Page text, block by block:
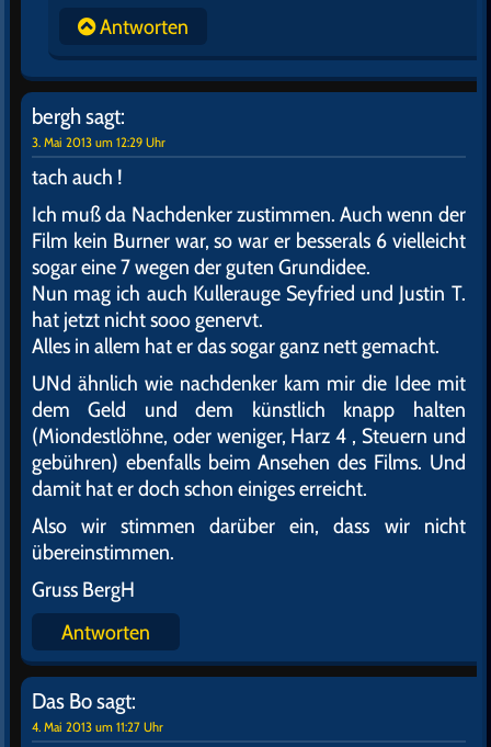
Antworten
berghsagt:
3. Mai 2013 um 12:29 Uhr
tach auch !
Ich muß da Nachdenker zustimmen. Auch wenn der
Film kein Burner war, so war er besserals 6 vielleicht
sogar eine 7 wegen der guten Grundidee.
Nun mag ich auch Kullerauge Seyfried und Justin T.
hat jetzt nicht sooo genervt.
Alles in allem hat er das sogar ganz nett gemacht.
UNd ähnlich wie nachdenker kam mir die Idee mit
dem Geld und dem künstlich knapp halten
(Miondestlöhne, oder weniger, Harz 4 , Steuern und
gebühren) ebenfalls beim Ansehen des Films. Und
damit hat er doch schon einiges erreicht.
Also wir stimmen darüber ein, dass wir nicht
übereinstimmen.
Gruss BergH
Antworten
Das Bosagt:
4. Mai 2013 um 11:27 Uhr